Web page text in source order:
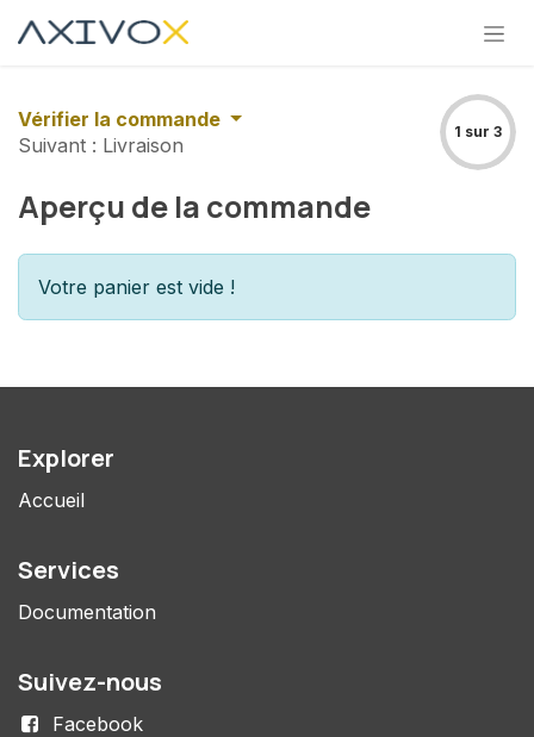
Vérifier la commande
Suivant : Livraison
1 sur 3
Aperçu de la commande
Votre panier est vide !
Explorer
Accueil
Services
Documentation
Suivez-nous
Facebook